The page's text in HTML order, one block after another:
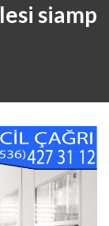
siamp